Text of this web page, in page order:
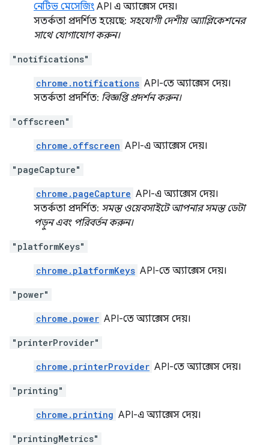
নেটিভ মেসেজিং API এ অ্যাক্সেস দেয়।
সতর্কতা প্রদর্শিত হয়েছে: সহযোগী দেশীয় অ্যাপ্লিকেশনের
সাথে যোগাযোগ করুন।
"notifications"
chrome.notifications API-তে অ্যাক্সেস দেয়।
সতর্কতা প্রদর্শিত: বিজ্ঞপ্তি প্রদর্শন করুন।
"offscreen"
chrome.offscreen API-এ অ্যাক্সেস দেয়।
"pageCapture"
chrome.pageCapture API-এ অ্যাক্সেস দেয়।
সতর্কতা প্রদর্শিত: সমস্ত ওয়েবসাইটে আপনার সমস্ত ডেটা
পড়ুন এবং পরিবর্তন করুন।
"platformKeys"
chrome.platformKeys API-তে অ্যাক্সেস দেয়।
"power"
chrome.power API-তে অ্যাক্সেস দেয়।
"printerProvider"
chrome.printerProvider API-তে অ্যাক্সেস দেয়।
"printing"
chrome.printing API-এ অ্যাক্সেস দেয়।
"printingMetrics"